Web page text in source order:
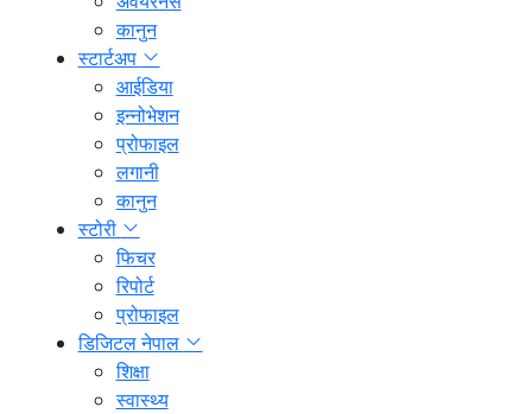
कानुन
स्टार्टअप
आईडिया
इन्नोभेशन
प्रोफाइल
लगानी
कानुन
स्टोरी
फिचर
रिपोर्ट
प्रोफाइल
डिजिटल नेपाल
शिक्षा
स्वास्थ्य